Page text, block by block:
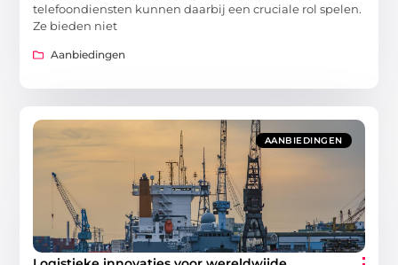
telefoondiensten kunnen daarbij een cruciale rol spelen.
Ze bieden niet
Aanbiedingen
AANBIEDINGEN